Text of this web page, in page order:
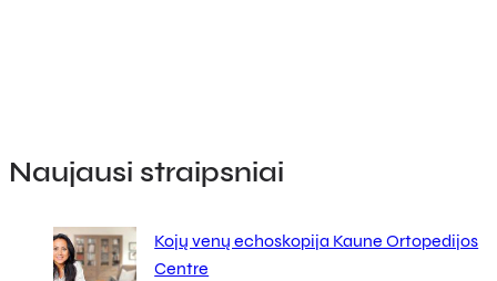
Naujausi straipsniai
Kojų venų echoskopija Kaune Ortopedijos
Centre